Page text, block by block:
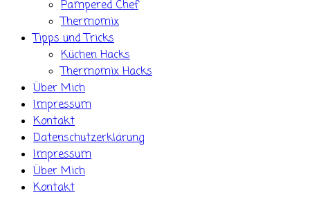
Pampered Chef
Thermomix
Tipps und Tricks
Küchen Hacks
Thermomix Hacks
Über Mich
Impressum
Kontakt
Datenschutzerklärung
Impressum
Über Mich
Kontakt